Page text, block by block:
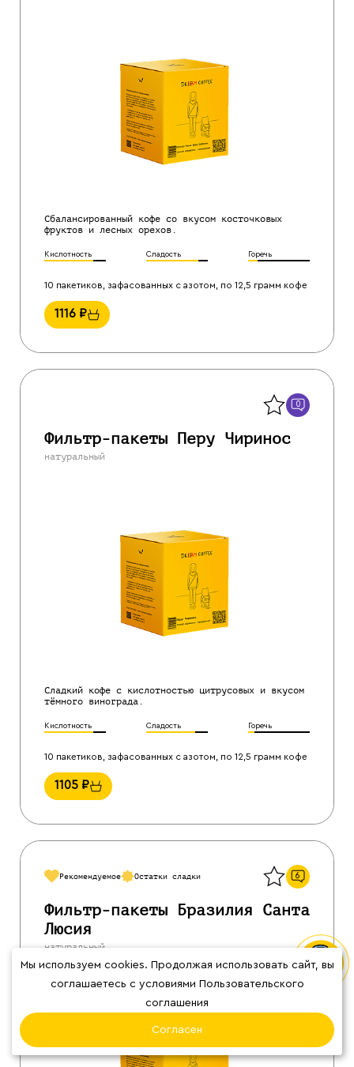
Сбалансированный кофе со вкусом косточковых
фруктов и лесных орехов.
Кислотность Сладость Горечь
10 пакетиков, зафасованных с азотом, по 12,5 грамм кофе
1116 ₽
0
Фильтр-пакеты Перу Чиринос
натуральный
Сладкий кофе с кислотностью цитрусовых и вкусом
тёмного винограда.
Кислотность Сладость Горечь
10 пакетиков, зафасованных с азотом, по 12,5 грамм кофе
1105 ₽
Рекомендуемое Остатки сладки 6
Фильтр-пакеты Бразилия Санта
Люсия
натуральный
Мы используем cookies. Продолжая использовать сайт, вы
соглашаетесь с условиями Пользовательского
соглашения
Согласен